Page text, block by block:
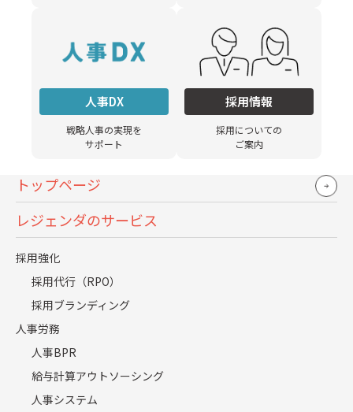
人事DX
戦略人事の実現を
サポート
採用情報
採用についての
ご案内
トップページ
レジェンダのサービス
採用強化
採用代行（RPO）
採用ブランディング
人事労務
人事BPR
給与計算アウトソーシング
人事システム
三に、お客様の前で「分かりません」と言わないために徹
底的に準備し、マーケティング、組織論、財務・管理会計
などの基礎知識を体系的に習得したこと。そして第四に、
挑戦を後押しする環境と、優秀な上司・同僚の存在です。
逆に避けるべき状況も明らかになりました。エラーに不寛
容で正確性を偏重する文化は、仮説検証や価値創出といっ
客様ばかりを長期間担当させると、視野が狭まり成長が止
まってしまいます。このように、アカウントマネージャー育
成に再現性を持たせるための仮説が見えてきたので、採用
ど、具体的な施策検討を進めていく準備が整いました。
SmartHRで実現する、スキルマ
スタとタグ付けの仕組み